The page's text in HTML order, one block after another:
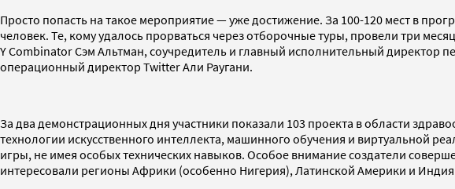
Просто попасть на такое мероприятие — уже достижение. За 100-120 мест в
человек. Те, кому удалось прорваться через отборочные туры, провели три
Y Combinator Сэм Альтман, соучредитель и главный исполнительный
операционный директор Twitter Али Раугани.
За два демонстрационных дня участники показали 103 проекта в области
технологии искусственного интеллекта, машинного обучения и виртуальной
игры, не имея особых технических навыков. Особое внимание создатели
интересовали регионы Африки (особенно Нигерия), Латинской Америки и